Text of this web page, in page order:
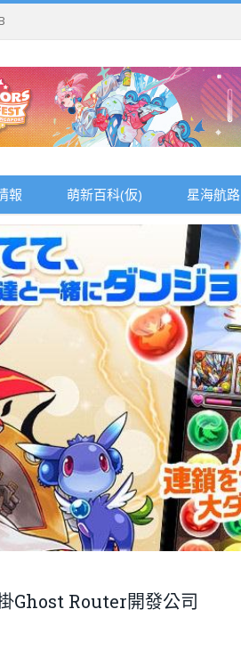
報 萌新百科(仮) 星海航路
Ghost Router開發公司